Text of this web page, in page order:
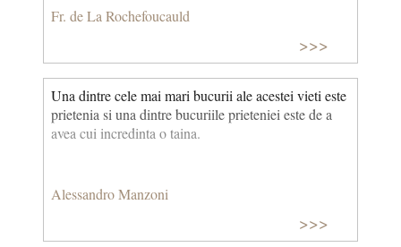
Fr. de La Rochefoucauld
>>>
Una dintre cele mai mari bucurii ale acestei vieti este
prietenia si una dintre bucuriile prieteniei este de a
avea cui incredinta o taina.
Alessandro Manzoni
>>>